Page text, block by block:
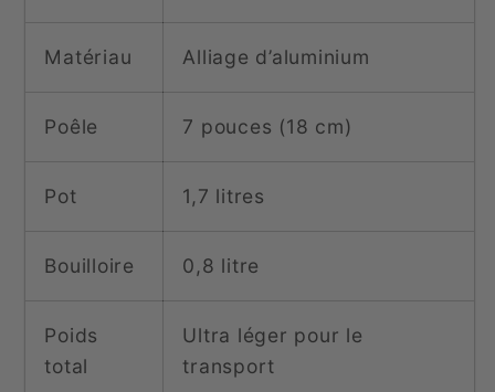
Matériau Alliage d’aluminium
Poêle 7 pouces (18 cm)
Pot 1,7 litres
Bouilloire 0,8 litre
Poids
total
Ultra léger pour le
transport